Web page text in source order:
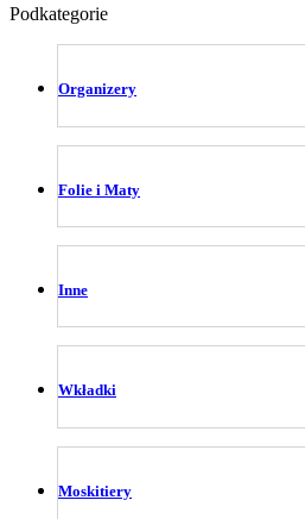
Podkategorie
Organizery
Folie i Maty
Inne
Wkładki
Moskitiery